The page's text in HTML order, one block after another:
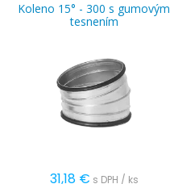
Koleno 15° - 300 s gumovým
tesnením
31,18 € s DPH / ks